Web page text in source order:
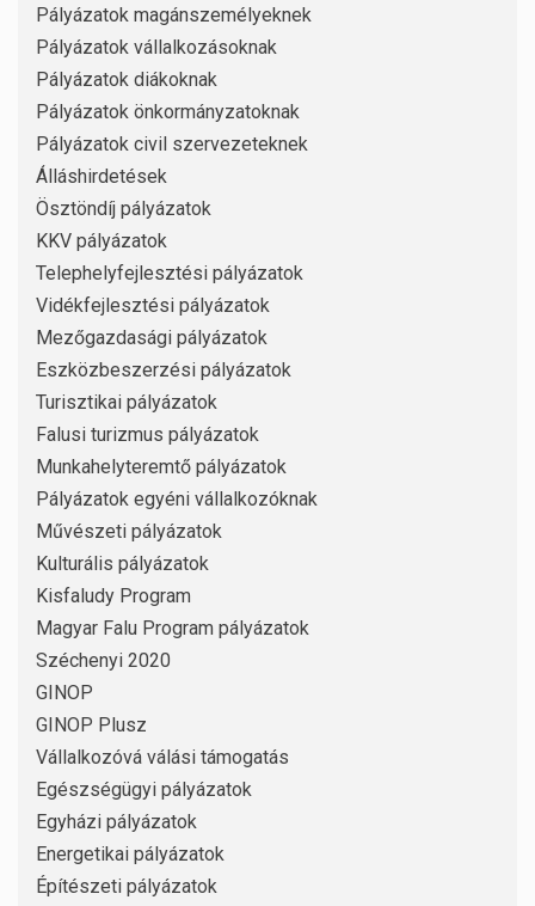
Pályázatok magánszemélyeknek
Pályázatok vállalkozásoknak
Pályázatok diákoknak
Pályázatok önkormányzatoknak
Pályázatok civil szervezeteknek
Álláshirdetések
Ösztöndíj pályázatok
KKV pályázatok
Telephelyfejlesztési pályázatok
Vidékfejlesztési pályázatok
Mezőgazdasági pályázatok
Eszközbeszerzési pályázatok
Turisztikai pályázatok
Falusi turizmus pályázatok
Munkahelyteremtő pályázatok
Pályázatok egyéni vállalkozóknak
Művészeti pályázatok
Kulturális pályázatok
Kisfaludy Program
Magyar Falu Program pályázatok
Széchenyi 2020
GINOP
GINOP Plusz
Vállalkozóvá válási támogatás
Egészségügyi pályázatok
Egyházi pályázatok
Energetikai pályázatok
Építészeti pályázatok